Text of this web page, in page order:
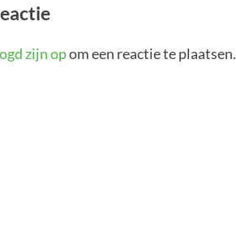
zijn opom een reactie te plaatsen.